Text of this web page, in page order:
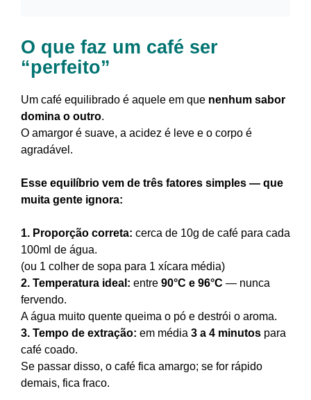
O que faz um café ser
“perfeito”
Um café equilibrado é aquele em que nenhum sabor
domina o outro.
O amargor é suave, a acidez é leve e o corpo é
agradável.
Esse equilíbrio vem de três fatores simples — que
muita gente ignora:
1. Proporção correta: cerca de 10g de café para cada
100ml de água.
(ou 1 colher de sopa para 1 xícara média)
2. Temperatura ideal: entre 90°C e 96°C — nunca
fervendo.
A água muito quente queima o pó e destrói o aroma.
3. Tempo de extração: em média 3 a 4 minutos para
café coado.
Se passar disso, o café fica amargo; se for rápido
demais, fica fraco.